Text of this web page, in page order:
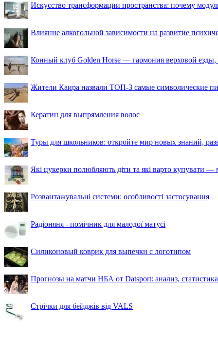
Искусство трансформации пространства: почему
Влияние алкогольной зависимости на развитие
Конный клуб Golden Horse — гармония верховой езды,
Жители Каира назвали ТОП-3 самые символические
Кератин для выпрямления волос
Туры для школьников: откройте мир новых знаний,
Які цукерки полюбляють діти та які варто купувати —
Розвантажувальні системи: особливості застосування
Радіоняня - помічник для малодої матусі
Силиконовый коврик для выпечки с логотипом
Прогнозы на матчи НБА от Datsport: анализ,
Стрічки для бейджів від VALS